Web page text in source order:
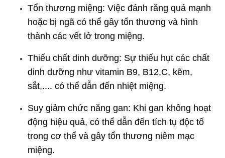
Tổn thương miệng: Việc đánh răng quá mạnh
hoặc bị ngã có thể gây tổn thương và hình
thành các vết lở trong miệng.
Thiếu chất dinh dưỡng: Sự thiếu hụt các chất
dinh dưỡng như vitamin B9, B12,C, kẽm,
sắt,.... có thể dẫn đến nhiệt miệng.
Suy giảm chức năng gan: Khi gan không hoạt
động hiệu quả, có thể dẫn đến tích tụ độc tố
trong cơ thể và gây tổn thương niêm mạc
miệng.